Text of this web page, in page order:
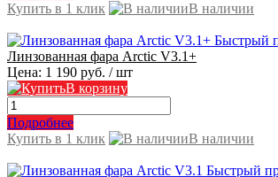
Купить в 1 клик
В наличии
Быстрый
Линзованная фара Arctic V3.1+
Цена: 1 190 руб. / шт
В корзину
Подробнее
Купить в 1 клик
В наличии
Быстрый